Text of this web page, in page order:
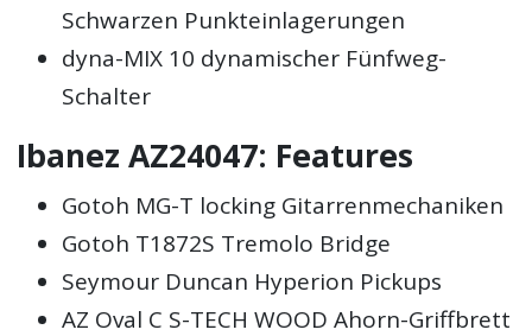
Schwarzen Punkteinlagerungen
dyna-MIX 10 dynamischer Fünfweg-
Schalter
Ibanez AZ24047: Features
Gotoh MG-T locking Gitarrenmechaniken
Gotoh T1872S Tremolo Bridge
Seymour Duncan Hyperion Pickups
AZ Oval C S-TECH WOOD Ahorn-Griffbrett